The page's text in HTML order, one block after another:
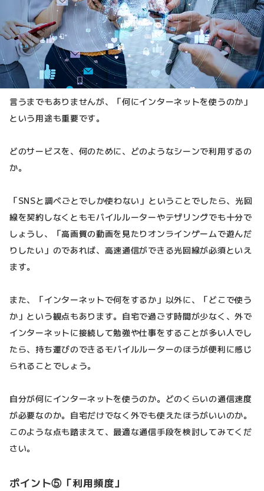
言うまでもありませんが、「何にインターネットを使うのか」
という用途も重要です。
どのサービスを、何のために、どのようなシーンで利用するの
か。
「SNSと調べごとでしか使わない」ということでしたら、光回
線を契約しなくともモバイルルーターやテザリングでも十分で
しょうし、「高画質の動画を見たりオンラインゲームで遊んだ
りしたい」のであれば、高速通信ができる光回線が必須といえ
ます。
また、「インターネットで何をするか」以外に、「どこで使う
か」という観点もあります。自宅で過ごす時間が少なく、外で
インターネットに接続して勉強や仕事をすることが多い人でし
たら、持ち運びのできるモバイルルーターのほうが便利に感じ
られることでしょう。
自分が何にインターネットを使うのか。どのくらいの通信速度
が必要なのか。自宅だけでなく外でも使えたほうがいいのか。
このような点も踏まえて、最適な通信手段を検討してみてくだ
さい。
ポイント⑤「利用頻度」